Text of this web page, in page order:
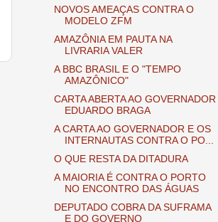
NOVOS AMEAÇAS CONTRA O
MODELO ZFM
AMAZÔNIA EM PAUTA NA
LIVRARIA VALER
A BBC BRASIL E O "TEMPO
AMAZÔNICO"
CARTA ABERTA AO GOVERNADOR
EDUARDO BRAGA
A CARTA AO GOVERNADOR E OS
INTERNAUTAS CONTRA O PO...
O QUE RESTA DA DITADURA
A MAIORIA É CONTRA O PORTO
NO ENCONTRO DAS ÁGUAS
DEPUTADO COBRA DA SUFRAMA
E DO GOVERNO